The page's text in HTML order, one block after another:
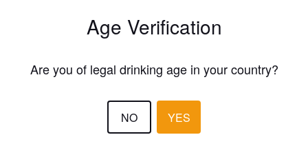
Age Verification
Are you of legal drinking age in your country?
NO YES